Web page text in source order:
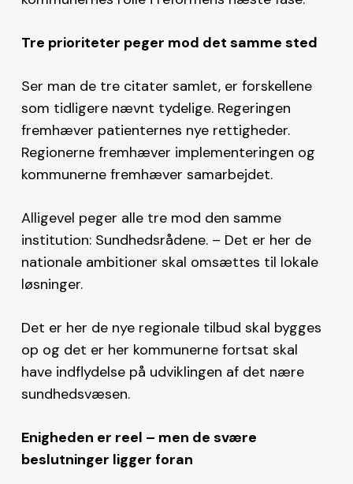
Tre prioriteter peger mod det samme sted
Ser man de tre citater samlet, er forskellene
som tidligere nævnt tydelige. Regeringen
fremhæver patienternes nye rettigheder.
Regionerne fremhæver implementeringen og
kommunerne fremhæver samarbejdet.
Alligevel peger alle tre mod den samme
institution: Sundhedsrådene. – Det er her de
nationale ambitioner skal omsættes til lokale
løsninger.
Det er her de nye regionale tilbud skal bygges
op og det er her kommunerne fortsat skal
have indflydelse på udviklingen af det nære
sundhedsvæsen.
Enigheden er reel – men de svære
beslutninger ligger foran